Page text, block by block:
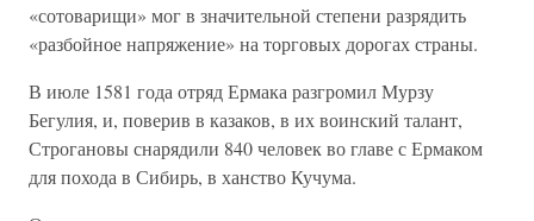
«сотоварищи» мог в значительной степени разрядить
«разбойное напряжение» на торговых дорогах страны.
В июле 1581 года отряд Ермака разгромил Мурзу
Бегулия, и, поверив в казаков, в их воинский талант,
Строгановы снарядили 840 человек во главе с Ермаком
для похода в Сибирь, в ханство Кучума.